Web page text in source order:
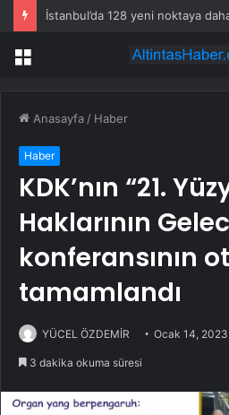
“Yaşamdan Yazıya” Atölyesi’nin
Menü
Anasayfa / Haber
Haber
KDK’nın “21.
Haklarının
konferansının
tamamlandı
YÜCEL ÖZDEMİR Ocak 14, 2023
3 dakika okuma süresi